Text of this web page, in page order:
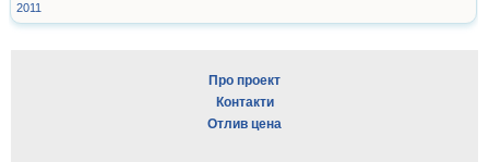
2011
Про проект
Контакти
Отлив цена